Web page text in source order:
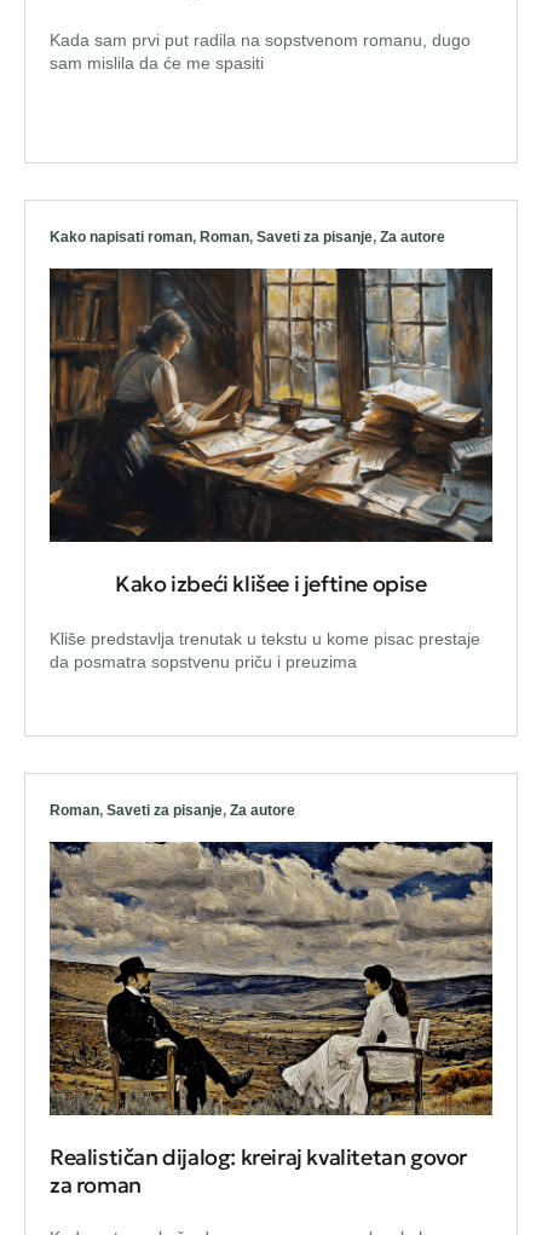
Kada sam prvi put radila na sopstvenom romanu, dugo
sam mislila da će me spasiti
Kako napisati roman, Roman, Saveti za pisanje, Za autore
Kako izbeći klišee i jeftine opise
Kliše predstavlja trenutak u tekstu u kome pisac prestaje
da posmatra sopstvenu priču i preuzima
Roman, Saveti za pisanje, Za autore
Realističan dijalog: kreiraj kvalitetan govor
za roman